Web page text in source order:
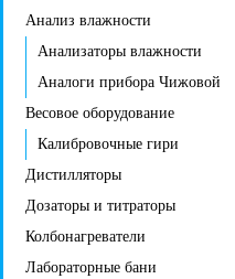
Анализ влажности
Анализаторы влажности
Аналоги прибора Чижовой
Весовое оборудование
Калибровочные гири
Дистилляторы
Дозаторы и титраторы
Колбонагреватели
Лабораторные бани